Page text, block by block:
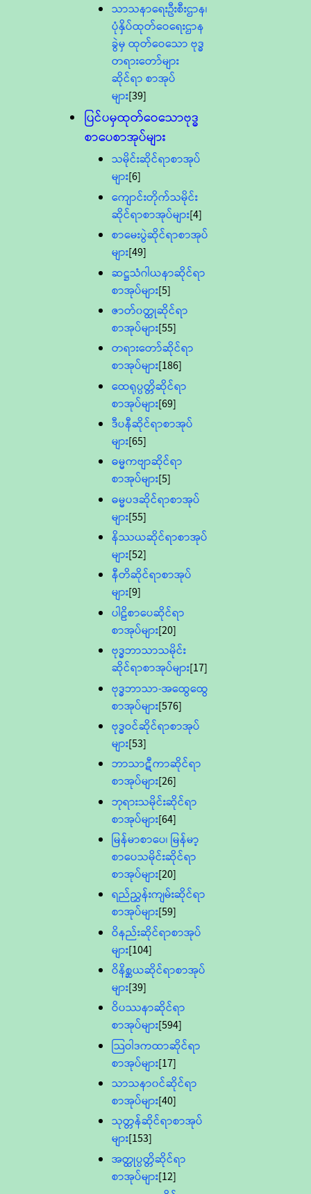
သာသနာရေးဦးစီးဌာန၊
ပုံနှိပ်ထုတ်ဝေရေးဌာန
ခွဲမှ ထုတ်ဝေသော ဗုဒ္ဓ
တရားတော်များ
ဆိုင်ရာ စာအုပ်
များ[39]
ပြင်ပမှထုတ်ဝေသောဗုဒ္ဓ
စာပေစာအုပ်များ
သမိုင်းဆိုင်ရာစာအုပ်
များ[6]
ကျောင်းတိုက်သမိုင်း
ဆိုင်ရာစာအုပ်များ[4]
စာမေးပွဲဆိုင်ရာစာအုပ်
များ[49]
ဆဋ္ဌသံဂါယနာဆိုင်ရာ
စာအုပ်များ[5]
ဇာတ်၀တ္ထုဆိုင်ရာ
စာအုပ်များ[55]
တရားတော်ဆိုင်ရာ
စာအုပ်များ[186]
ထေရုပ္ပတ္တိဆိုင်ရာ
စာအုပ်များ[69]
ဒီပနီဆိုင်ရာစာအုပ်
များ[65]
ဓမ္မကဗျာဆိုင်ရာ
စာအုပ်များ[5]
ဓမ္မပဒဆိုင်ရာစာအုပ်
များ[55]
နိဿယဆိုင်ရာစာအုပ်
များ[52]
နီတိဆိုင်ရာစာအုပ်
များ[9]
ပါဠိစာပေဆိုင်ရာ
စာအုပ်များ[20]
ဗုဒ္ဓဘာသာသမိုင်း
ဆိုင်ရာစာအုပ်များ[17]
ဗုဒ္ဓဘာသာ-အထွေထွေ
စာအုပ်များ[576]
ဗုဒ္ဓဝင်ဆိုင်ရာစာအုပ်
များ[53]
ဘာသာဋီကာဆိုင်ရာ
စာအုပ်များ[26]
ဘုရားသမိုင်းဆိုင်ရာ
စာအုပ်များ[64]
မြန်မာစာပေ၊ မြန်မာ့
စာပေသမိုင်းဆိုင်ရာ
စာအုပ်များ[20]
ရည်ညွှန်းကျမ်းဆိုင်ရာ
စာအုပ်များ[59]
ဝိနည်းဆိုင်ရာစာအုပ်
များ[104]
ဝိနိစ္ဆယဆိုင်ရာစာအုပ်
များ[39]
ဝိပဿနာဆိုင်ရာ
စာအုပ်များ[594]
သြဝါဒကထာဆိုင်ရာ
စာအုပ်များ[17]
သာသနာ၀င်ဆိုင်ရာ
စာအုပ်များ[40]
သုတ္တန်ဆိုင်ရာစာအုပ်
များ[153]
အတ္ထုပ္ပတ္တိဆိုင်ရာ
စာအုပ်များ[12]